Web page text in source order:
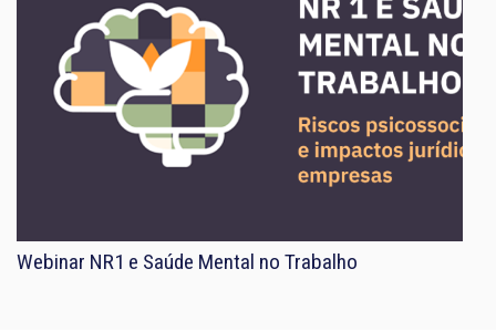
Webinar NR1 e Saúde Mental no Trabalho